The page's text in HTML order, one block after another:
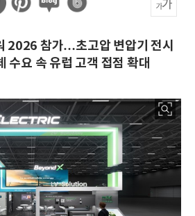
2026 참가…초고압 변압기 전시
수요 속 유럽 고객 접점 확대